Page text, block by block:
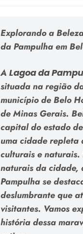
Explorando a
da Pampulha em
ALagoa da
situada na região
município de Belo
de Minas Gerais.
capital do estado
uma cidade repleta
culturais e naturais.
naturais da cidade,
Pampulha se
deslumbrante que
visitantes. Vamos
história dessa